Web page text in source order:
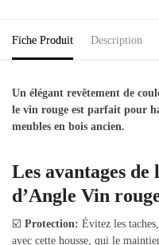
Fiche Produit Description
Un élégant revêtement de
le vin rouge est parfait pour
meubles en bois ancien.
Les avantages de
d’Angle Vin
☑️ Protection: Évitez les
avec cette housse, qui le